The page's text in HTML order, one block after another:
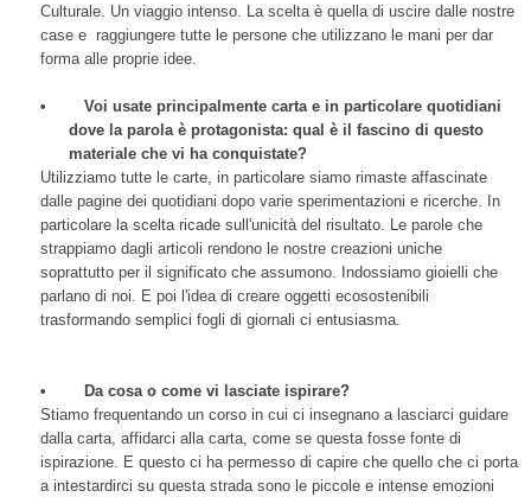
Culturale. Un viaggio intenso. La scelta è quella di uscire dalle nostre
case e raggiungere tutte le persone che utilizzano le mani per dar
forma alle proprie idee.
•
Voi usate principalmente carta e in particolare quotidiani
dove la parola è protagonista: qual è il fascino di questo
materiale che vi ha conquistate?
Utilizziamo tutte le carte, in particolare siamo rimaste affascinate
dalle pagine dei quotidiani dopo varie sperimentazioni e ricerche. In
particolare la scelta ricade sull'unicità del risultato. Le parole che
strappiamo dagli articoli rendono le nostre creazioni uniche
soprattutto per il significato che assumono. Indossiamo gioielli che
parlano di noi. E poi l'idea di creare oggetti ecosostenibili
trasformando semplici fogli di giornali ci entusiasma.
•
Da cosa o come vi lasciate ispirare?
Stiamo frequentando un corso in cui ci insegnano a lasciarci guidare
dalla carta, affidarci alla carta, come se questa fosse fonte di
ispirazione. E questo ci ha permesso di capire che quello che ci porta
a intestardirci su questa strada sono le piccole e intense emozioni